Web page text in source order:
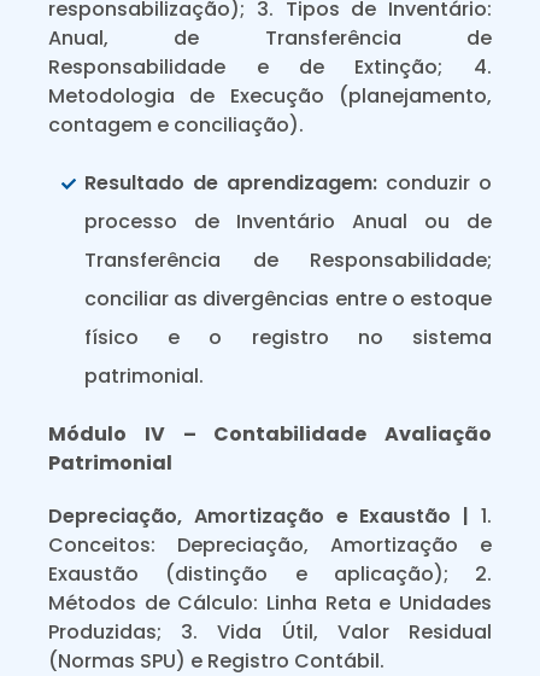
responsabilização); 3. Tipos de Inventário:
Anual, de Transferência de
Responsabilidade e de Extinção; 4.
Metodologia de Execução (planejamento,
contagem e conciliação).
Resultado de aprendizagem: conduzir o
processo de Inventário Anual ou de
Transferência de Responsabilidade;
conciliar as divergências entre o estoque
físico e o registro no sistema
patrimonial.
Módulo IV – Contabilidade Avaliação
Patrimonial
Depreciação, Amortização e Exaustão | 1.
Conceitos: Depreciação, Amortização e
Exaustão (distinção e aplicação); 2.
Métodos de Cálculo: Linha Reta e Unidades
Produzidas; 3. Vida Útil, Valor Residual
(Normas SPU) e Registro Contábil.